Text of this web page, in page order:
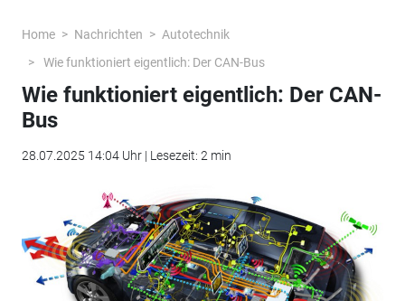
Home Nachrichten
Autotechnik
Wie funktioniert eigentlich: Der CAN-Bus
Wie funktioniert eigentlich: Der CAN-
Bus
28.07.2025 14:04 Uhr | Lesezeit: 2 min